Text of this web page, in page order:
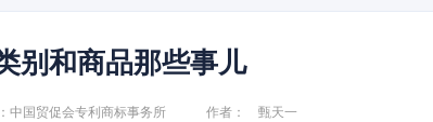
别和商品那些事儿
中国贸促会专利商标事务所 作者： 甄天一